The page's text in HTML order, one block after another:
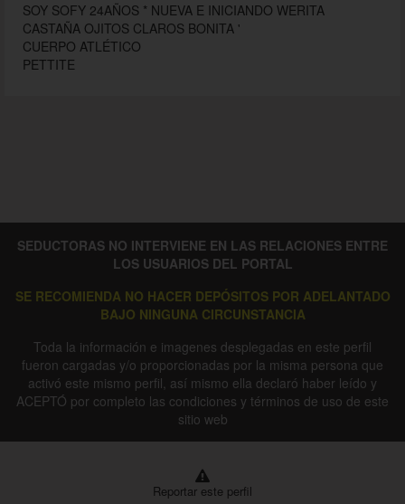
SOY SOFY 24AÑOS * NUEVA E INICIANDO WERITA
CASTAÑA OJITOS CLAROS BONITA '
CUERPO ATLÉTICO
PETTITE
SEDUCTORAS NO INTERVIENE EN LAS RELACIONES ENTRE
LOS USUARIOS DEL PORTAL
SE RECOMIENDA NO HACER DEPÓSITOS POR ADELANTADO
BAJO NINGUNA CIRCUNSTANCIA
Toda la información e imagenes desplegadas en este perfil
fueron cargadas y/o proporcionadas por la misma persona que
activó este mismo perfil, así mismo ella declaró haber leído y
ACEPTÓ por completo las condiciones y términos de uso de este
sitio web
Reportar este perfil